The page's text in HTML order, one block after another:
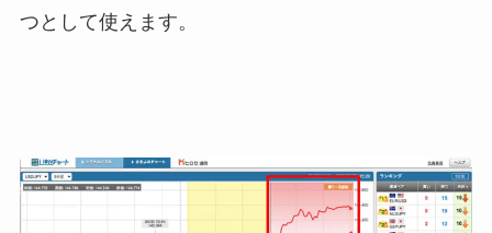
つとして使えます。